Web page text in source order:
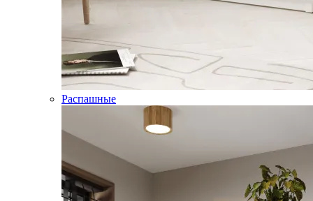
Распашные